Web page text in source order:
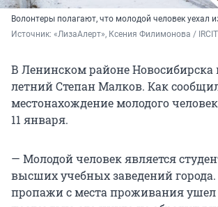
Волонтеры полагают, что молодой человек уехал
Источник: «ЛизаАлерт», Ксения Филимонова /
В Ленинском районе Новосибирска
летний Степан Малков. Как
местонахождение молодого
11 января.
— Молодой человек является
высших учебных заведений
пропажи с места проживания ушел